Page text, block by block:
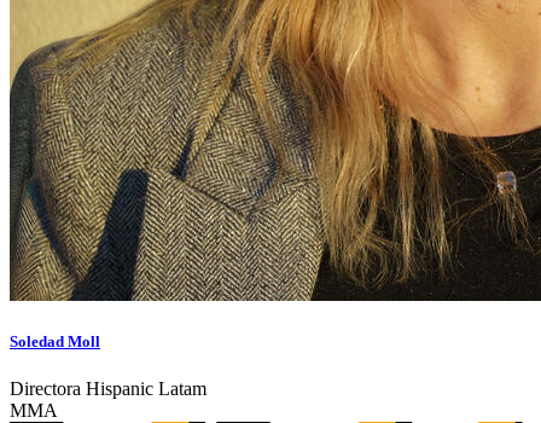
Soledad Moll
Directora Hispanic Latam
MMA